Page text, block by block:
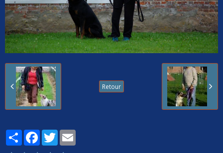
Retour
PartagerFacebook
Twitter